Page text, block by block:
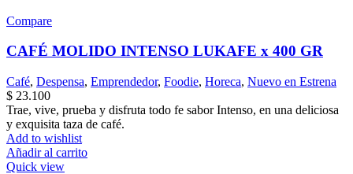
Compare
CAFÉ MOLIDO INTENSO LUKAFE x 400 GR
Café, Despensa, Emprendedor, Foodie, Horeca, Nuevo en Estrena
$ 23.100
Trae, vive, prueba y disfruta todo fe sabor Intenso, en una deliciosa
y exquisita taza de café.
Add to wishlist
Añadir al carrito
Quick view